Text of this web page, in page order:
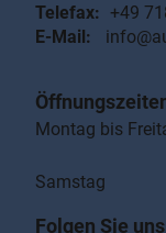
Telefax: +49
E-Mail:
Montag bis
14:00 -
Samstag
Folgen Sie uns